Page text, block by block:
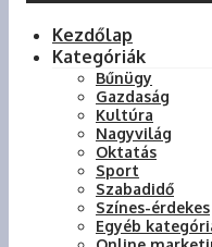
Kezdőlap
Kategóriák
Bűnügy
Gazdaság
Kultúra
Nagyvilág
Oktatás
Sport
Szabadidő
Színes-érdekes
Egyéb